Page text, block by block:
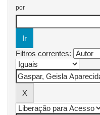
por
Filtros correntes: